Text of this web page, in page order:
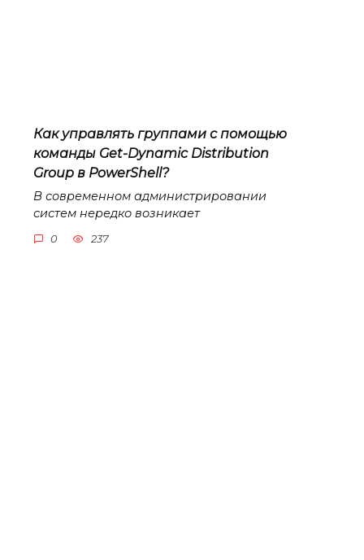
Как управлять группами с помощью
команды Get-Dynamic Distribution
Group в PowerShell?
В современном администрировании
систем нередко возникает
0 237